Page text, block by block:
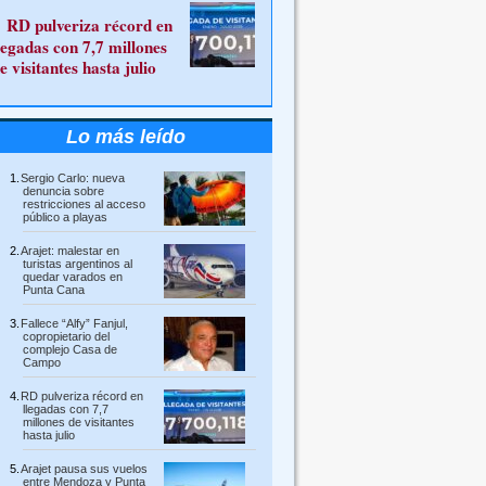
RD pulveriza récord en
con 7,7 millones
visitantes hasta julio
Lo más leído
Sergio Carlo: nueva
denuncia sobre
restricciones al acceso
público a playas
Arajet: malestar en
turistas argentinos al
quedar varados en
Punta Cana
Fallece “Alfy” Fanjul,
copropietario del
complejo Casa de
Campo
RD pulveriza récord en
llegadas con 7,7
millones de visitantes
hasta julio
Arajet pausa sus vuelos
entre Mendoza y Punta